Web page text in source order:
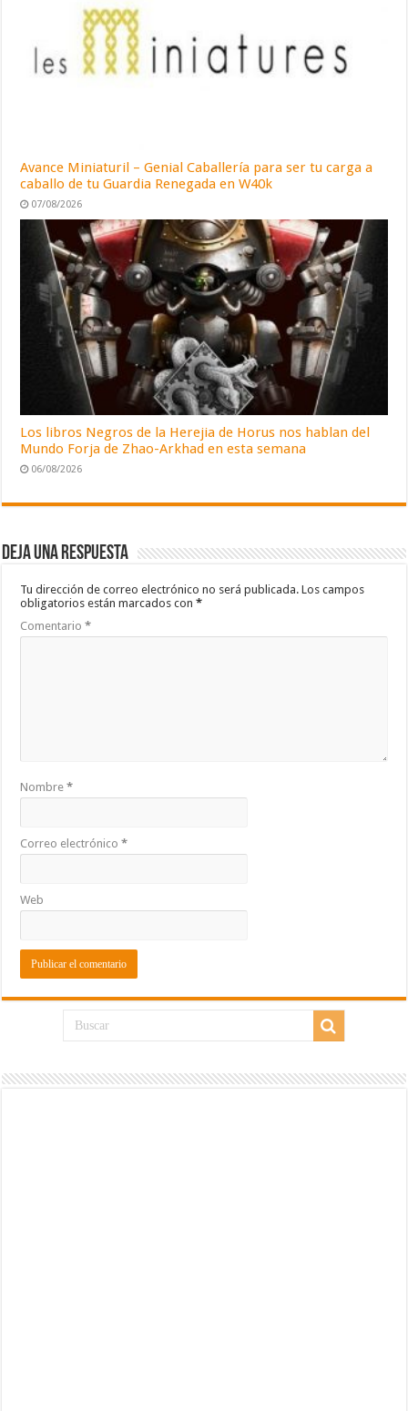
Avance Miniaturil – Genial Caballería para ser tu carga a
caballo de tu Guardia Renegada en W40k
07/08/2026
Los libros Negros de la Herejia de Horus nos hablan del
Mundo Forja de Zhao-Arkhad en esta semana
06/08/2026
Deja una respuesta
Tu dirección de correo electrónico no será publicada. Los campos
obligatorios están marcados con*
Comentario*
Nombre*
Correo electrónico*
Web